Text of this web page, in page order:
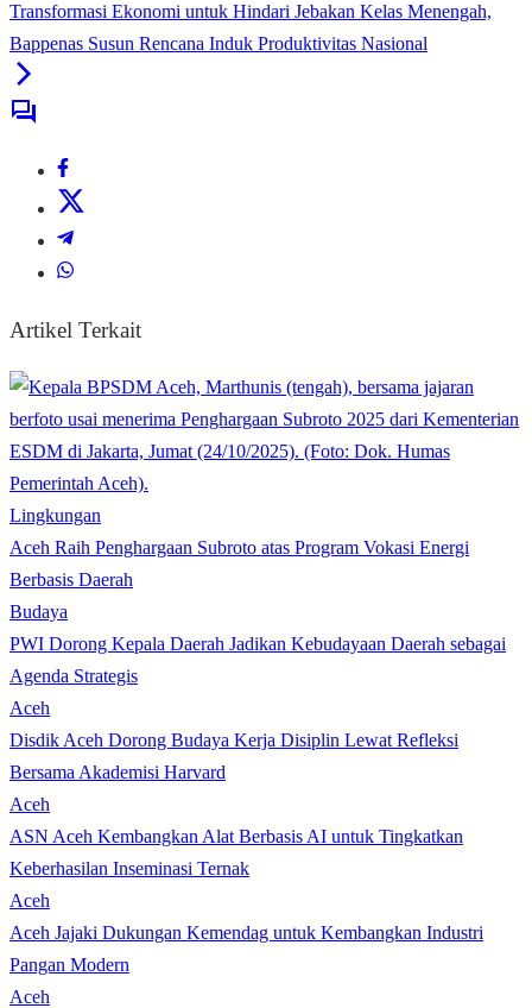
Transformasi Ekonomi untuk Hindari Jebakan Kelas Menengah,
Bappenas Susun Rencana Induk Produktivitas Nasional
Artikel Terkait
Lingkungan
Aceh Raih Penghargaan Subroto atas Program Vokasi Energi
Berbasis Daerah
Budaya
PWI Dorong Kepala Daerah Jadikan Kebudayaan Daerah sebagai
Agenda Strategis
Aceh
Disdik Aceh Dorong Budaya Kerja Disiplin Lewat Refleksi
Bersama Akademisi Harvard
Aceh
ASN Aceh Kembangkan Alat Berbasis AI untuk Tingkatkan
Keberhasilan Inseminasi Ternak
Aceh
Aceh Jajaki Dukungan Kemendag untuk Kembangkan Industri
Pangan Modern
Aceh